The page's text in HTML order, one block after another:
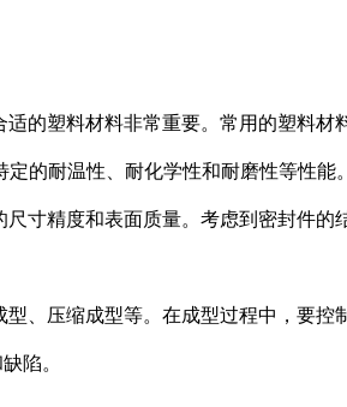
的塑料材料非常重要。常用的塑料材
的耐温性、耐化学性和耐磨性等性能。
寸精度和表面质量。考虑到密封件
、压缩成型等。在成型过程中，要
陷。